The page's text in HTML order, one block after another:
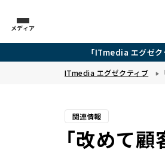
メディア
「ITmedia エグゼク
ITmedia エグゼクティブ
関連情報
「改めて